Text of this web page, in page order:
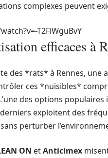
complexes peuvent
T2FiWguBvY
efficaces à
des *rats* à Rennes, une
ces *nuisibles*
des options
exploitent des
perturber
ON etAnticimex